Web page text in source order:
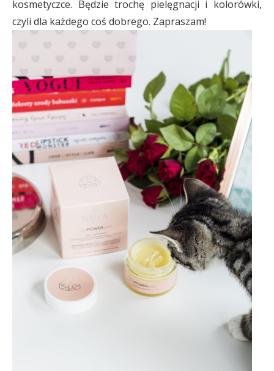
kosmetyczce. Będzie trochę pielęgnacji i kolorówki,
czyli dla każdego coś dobrego. Zapraszam!